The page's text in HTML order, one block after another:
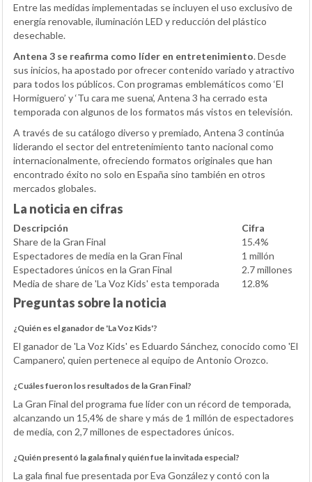
Entre las medidas implementadas se incluyen el uso exclusivo de
energía renovable, iluminación LED y reducción del plástico
desechable.
Antena 3 se reafirma como líder en entretenimiento. Desde
sus inicios, ha apostado por ofrecer contenido variado y atractivo
para todos los públicos. Con programas emblemáticos como ‘El
Hormiguero’ y ‘Tu cara me suena’, Antena 3 ha cerrado esta
temporada con algunos de los formatos más vistos en televisión.
A través de su catálogo diverso y premiado, Antena 3 continúa
liderando el sector del entretenimiento tanto nacional como
internacionalmente, ofreciendo formatos originales que han
encontrado éxito no solo en España sino también en otros
mercados globales.
La noticia en cifras
Descripción
Cifra
Share de la Gran Final
15.4%
Espectadores de media en la Gran Final
1 millón
Espectadores únicos en la Gran Final
2.7 millones
Media de share de 'La Voz Kids' esta temporada
12.8%
Preguntas sobre la noticia
¿Quién es el ganador de 'La Voz Kids'?
El ganador de 'La Voz Kids' es Eduardo Sánchez, conocido como 'El
Campanero', quien pertenece al equipo de Antonio Orozco.
¿Cuáles fueron los resultados de la Gran Final?
La Gran Final del programa fue líder con un récord de temporada,
alcanzando un 15,4% de share y más de 1 millón de espectadores
de media, con 2,7 millones de espectadores únicos.
¿Quién presentó la gala final y quién fue la invitada especial?
La gala final fue presentada por Eva González y contó con la